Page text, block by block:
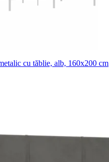
cu tăblie, alb, 160x200 cm